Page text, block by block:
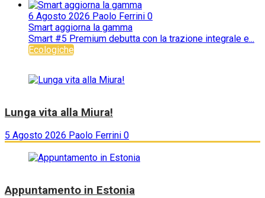
6 Agosto 2026 Paolo Ferrini 0
Smart aggiorna la gamma
Smart #5 Premium debutta con la trazione integrale e...
Ecologiche
Lunga vita alla Miura!
5 Agosto 2026 Paolo Ferrini 0
Appuntamento in Estonia